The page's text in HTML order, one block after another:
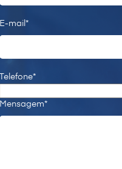
E-mail*
Telefone*
Mensagem*